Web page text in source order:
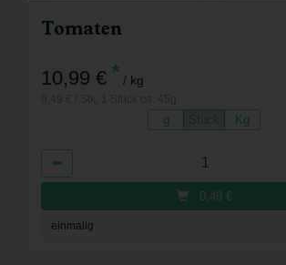
Tomaten
10,99 € * / kg
g Stück Kg
0,49 €